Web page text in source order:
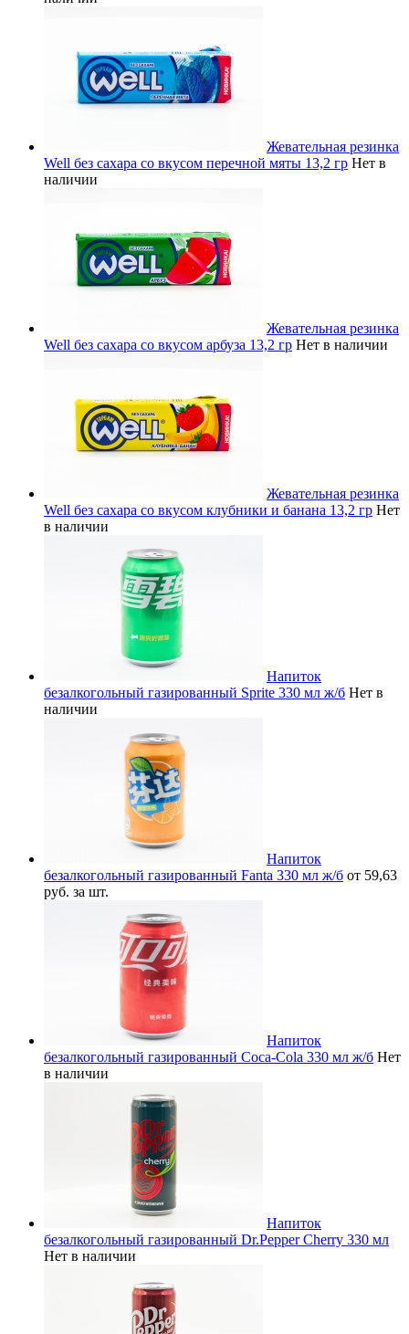
Жевательная резинка
Well без сахара со вкусом перечной мяты 13,2 гр Нет в
наличии
Жевательная резинка
Well без сахара со вкусом арбуза 13,2 гр Нет в наличии
Жевательная резинка
Well без сахара со вкусом клубники и банана 13,2 гр Нет
в наличии
Напиток
безалкогольный газированный Sprite 330 мл ж/б Нет в
наличии
Напиток
безалкогольный газированный Fanta 330 мл ж/б от 59,63
руб. за шт.
Напиток
безалкогольный газированный Coca-Cola 330 мл ж/б Нет
в наличии
Напиток
безалкогольный газированный Dr.Pepper Cherry 330 мл
Нет в наличии